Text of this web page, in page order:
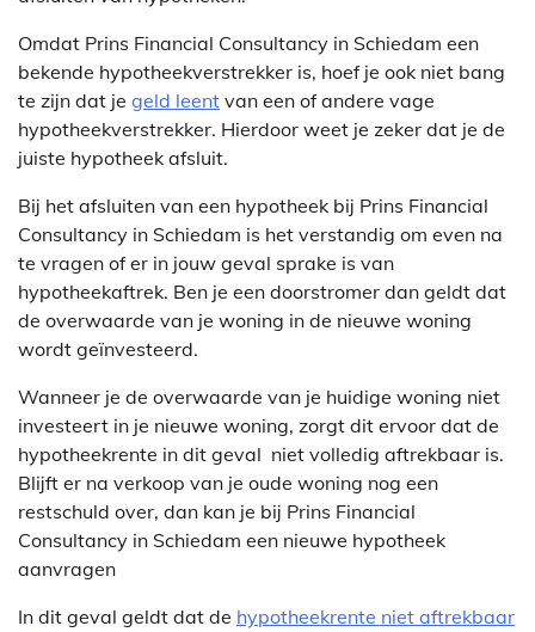
Omdat Prins Financial Consultancy in Schiedam een
bekende hypotheekverstrekker is, hoef je ook niet bang
te zijn dat je geld leent van een of andere vage
hypotheekverstrekker. Hierdoor weet je zeker dat je de
juiste hypotheek afsluit.
Bij het afsluiten van een hypotheek bij Prins Financial
Consultancy in Schiedam is het verstandig om even na
te vragen of er in jouw geval sprake is van
hypotheekaftrek. Ben je een doorstromer dan geldt dat
de overwaarde van je woning in de nieuwe woning
wordt geïnvesteerd.
Wanneer je de overwaarde van je huidige woning niet
investeert in je nieuwe woning, zorgt dit ervoor dat de
hypotheekrente in dit geval niet volledig aftrekbaar is.
Blijft er na verkoop van je oude woning nog een
restschuld over, dan kan je bij Prins Financial
Consultancy in Schiedam een nieuwe hypotheek
aanvragen
In dit geval geldt dat de hypotheekrente niet aftrekbaar